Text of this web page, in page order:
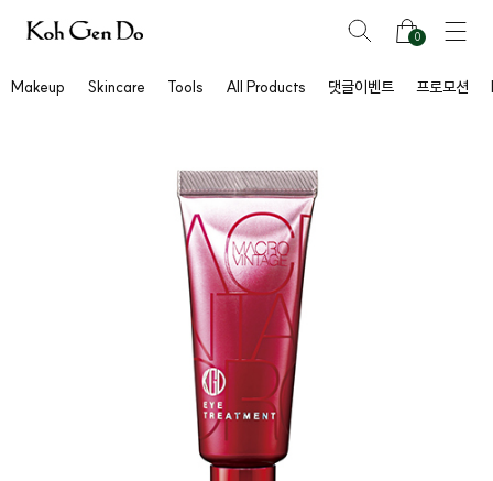
0
Makeup Skincare Tools All Products 댓글이벤트 프로모션